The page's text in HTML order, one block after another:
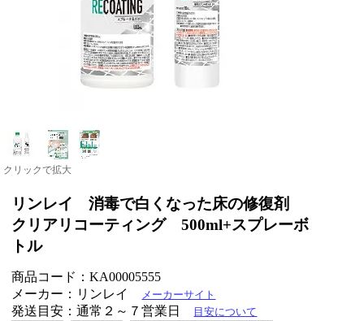
クリックで拡大
リンレイ 消毒で白くなった床の修復剤
クリアリコーティング 500ml+スプレーボ
トル
商品コード：KA00005555
メーカー：リンレイ
メーカーサイト
発送目安：通常２～７営業日 目安について